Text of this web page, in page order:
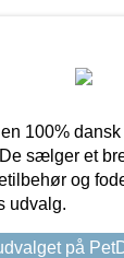
100%
sælger et
og
udvalg.
på